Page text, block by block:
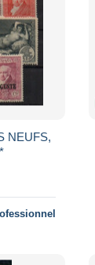
NEUFS,